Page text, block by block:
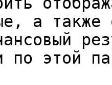
а также
по этой